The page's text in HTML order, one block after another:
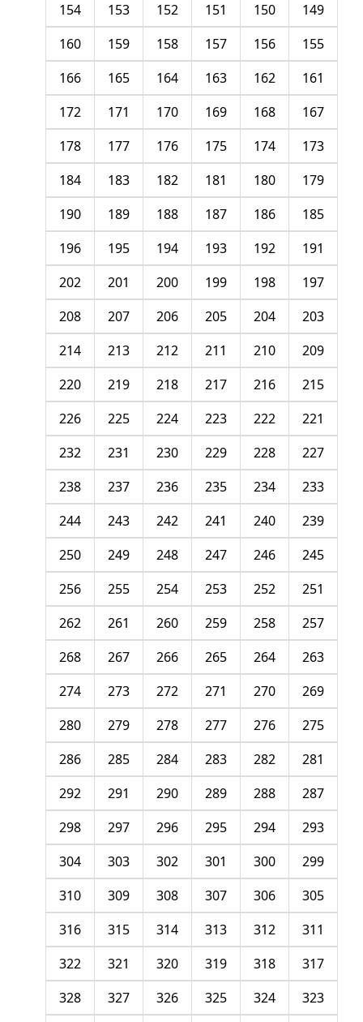
149
150
151
152
153
154
155
156
157
158
159
160
161
162
163
164
165
166
167
168
169
170
171
172
173
174
175
176
177
178
179
180
181
182
183
184
185
186
187
188
189
190
191
192
193
194
195
196
197
198
199
200
201
202
203
204
205
206
207
208
209
210
211
212
213
214
215
216
217
218
219
220
221
222
223
224
225
226
227
228
229
230
231
232
233
234
235
236
237
238
239
240
241
242
243
244
245
246
247
248
249
250
251
252
253
254
255
256
257
258
259
260
261
262
263
264
265
266
267
268
269
270
271
272
273
274
275
276
277
278
279
280
281
282
283
284
285
286
287
288
289
290
291
292
293
294
295
296
297
298
299
300
301
302
303
304
305
306
307
308
309
310
311
312
313
314
315
316
317
318
319
320
321
322
323
324
325
326
327
328